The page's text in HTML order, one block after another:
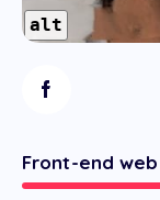
alt
Front-end